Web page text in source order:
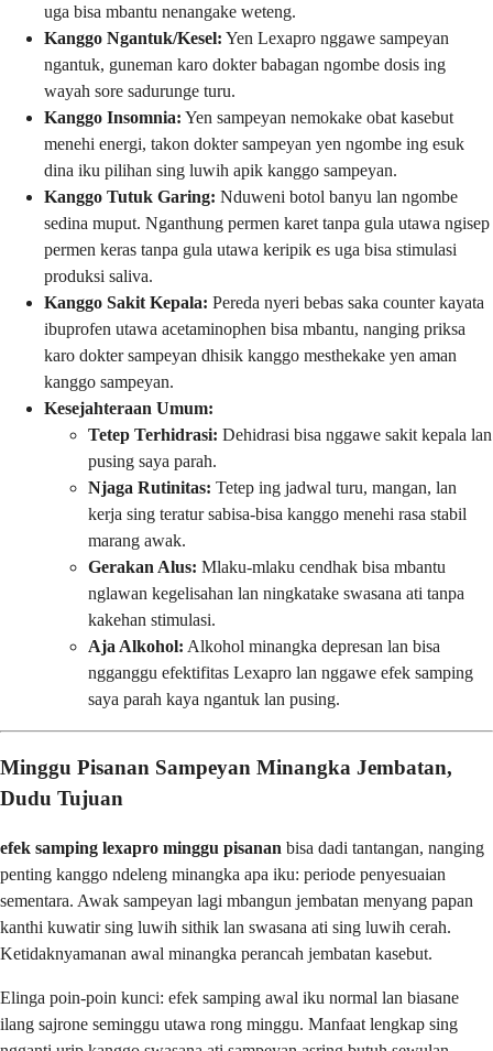
uga bisa mbantu nenangake weteng.
Kanggo Ngantuk/Kesel: Yen Lexapro nggawe sampeyan
ngantuk, guneman karo dokter babagan ngombe dosis ing
wayah sore sadurunge turu.
Kanggo Insomnia: Yen sampeyan nemokake obat kasebut
menehi energi, takon dokter sampeyan yen ngombe ing esuk
dina iku pilihan sing luwih apik kanggo sampeyan.
Kanggo Tutuk Garing: Nduweni botol banyu lan ngombe
sedina muput. Nganthung permen karet tanpa gula utawa ngisep
permen keras tanpa gula utawa keripik es uga bisa stimulasi
produksi saliva.
Kanggo Sakit Kepala: Pereda nyeri bebas saka counter kayata
ibuprofen utawa acetaminophen bisa mbantu, nanging priksa
karo dokter sampeyan dhisik kanggo mesthekake yen aman
kanggo sampeyan.
Kesejahteraan Umum:
Tetep Terhidrasi: Dehidrasi bisa nggawe sakit kepala lan
pusing saya parah.
Njaga Rutinitas: Tetep ing jadwal turu, mangan, lan
kerja sing teratur sabisa-bisa kanggo menehi rasa stabil
marang awak.
Gerakan Alus: Mlaku-mlaku cendhak bisa mbantu
nglawan kegelisahan lan ningkatake swasana ati tanpa
kakehan stimulasi.
Aja Alkohol: Alkohol minangka depresan lan bisa
ngganggu efektifitas Lexapro lan nggawe efek samping
saya parah kaya ngantuk lan pusing.
Minggu Pisanan Sampeyan Minangka Jembatan,
Dudu Tujuan
efek samping lexapro minggu pisanan bisa dadi tantangan, nanging
penting kanggo ndeleng minangka apa iku: periode penyesuaian
sementara. Awak sampeyan lagi mbangun jembatan menyang papan
kanthi kuwatir sing luwih sithik lan swasana ati sing luwih cerah.
Ketidaknyamanan awal minangka perancah jembatan kasebut.
Elinga poin-poin kunci: efek samping awal iku normal lan biasane
ilang sajrone seminggu utawa rong minggu. Manfaat lengkap sing